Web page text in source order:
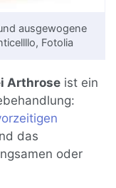
ausgewogene
Fotolia
Arthrose ist ein
das
oder